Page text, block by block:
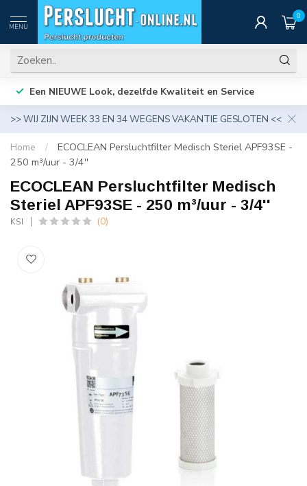
MENU
0
Een NIEUWE Look, dezelfde Kwaliteit en Service
>> WIJ ZIJN WEEK 33 EN 34 WEGENS VAKANTIE GESLOTEN <<
Home /
ECOCLEAN Persluchtfilter Medisch Steriel APF93SE -
250 m³/uur - 3/4''
ECOCLEAN Persluchtfilter Medisch
Steriel APF93SE - 250 m³/uur - 3/4''
KSI (0)